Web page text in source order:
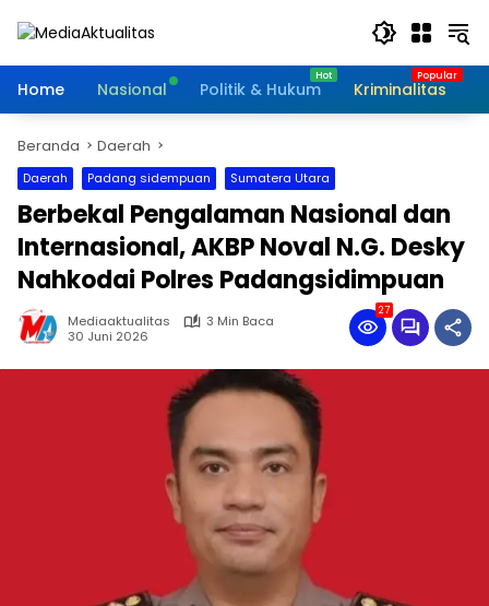
Home
Nasional Politik & Hukum Kriminalitas
Beranda Daerah
Daerah Padang sidempuan Sumatera Utara
Berbekal Pengalaman Nasional dan
Internasional, AKBP Noval N.G. Desky
Nahkodai Polres Padangsidimpuan
Mediaaktualitas
3 Min Baca
30 Juni 2026
27